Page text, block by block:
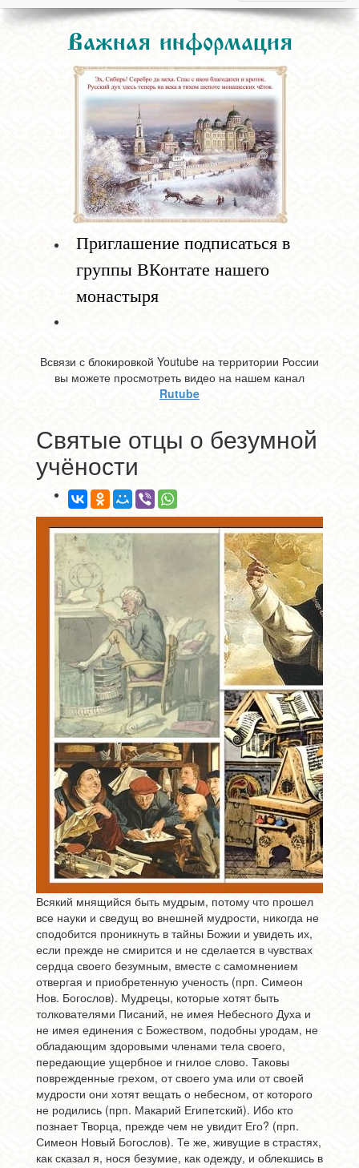
Важная информация
Приглашение подписаться в
группы ВКонтате нашего
монастыря
Всвязи с блокировкой Youtube на территории России
вы можете просмотреть видео на нашем канал
Rutube
Святые отцы о безумной
учёности
Всякий мнящийся быть мудрым, потому что прошел
все науки и сведущ во внешней мудрости, никогда не
сподобится проникнуть в тайны Божии и увидеть их,
если прежде не смирится и не сделается в чувствах
сердца своего безумным, вместе с самомнением
отвергая и приобретенную ученость (прп. Симеон
Нов. Богослов). Мудрецы, которые хотят быть
толкователями Писаний, не имея Небесного Духа и
не имея единения с Божеством, подобны уродам, не
обладающим здоровыми членами тела своего,
передающие ущербное и гнилое слово. Таковы
поврежденные грехом, от своего ума или от своей
мудрости они хотят вещать о небесном, от которого
не родились (прп. Макарий Египетский). Ибо кто
познает Творца, прежде чем не увидит Его? (прп.
Симеон Новый Богослов). Те же, живущие в страстях,
как сказал я, нося безумие, как одежду, и облекшись в